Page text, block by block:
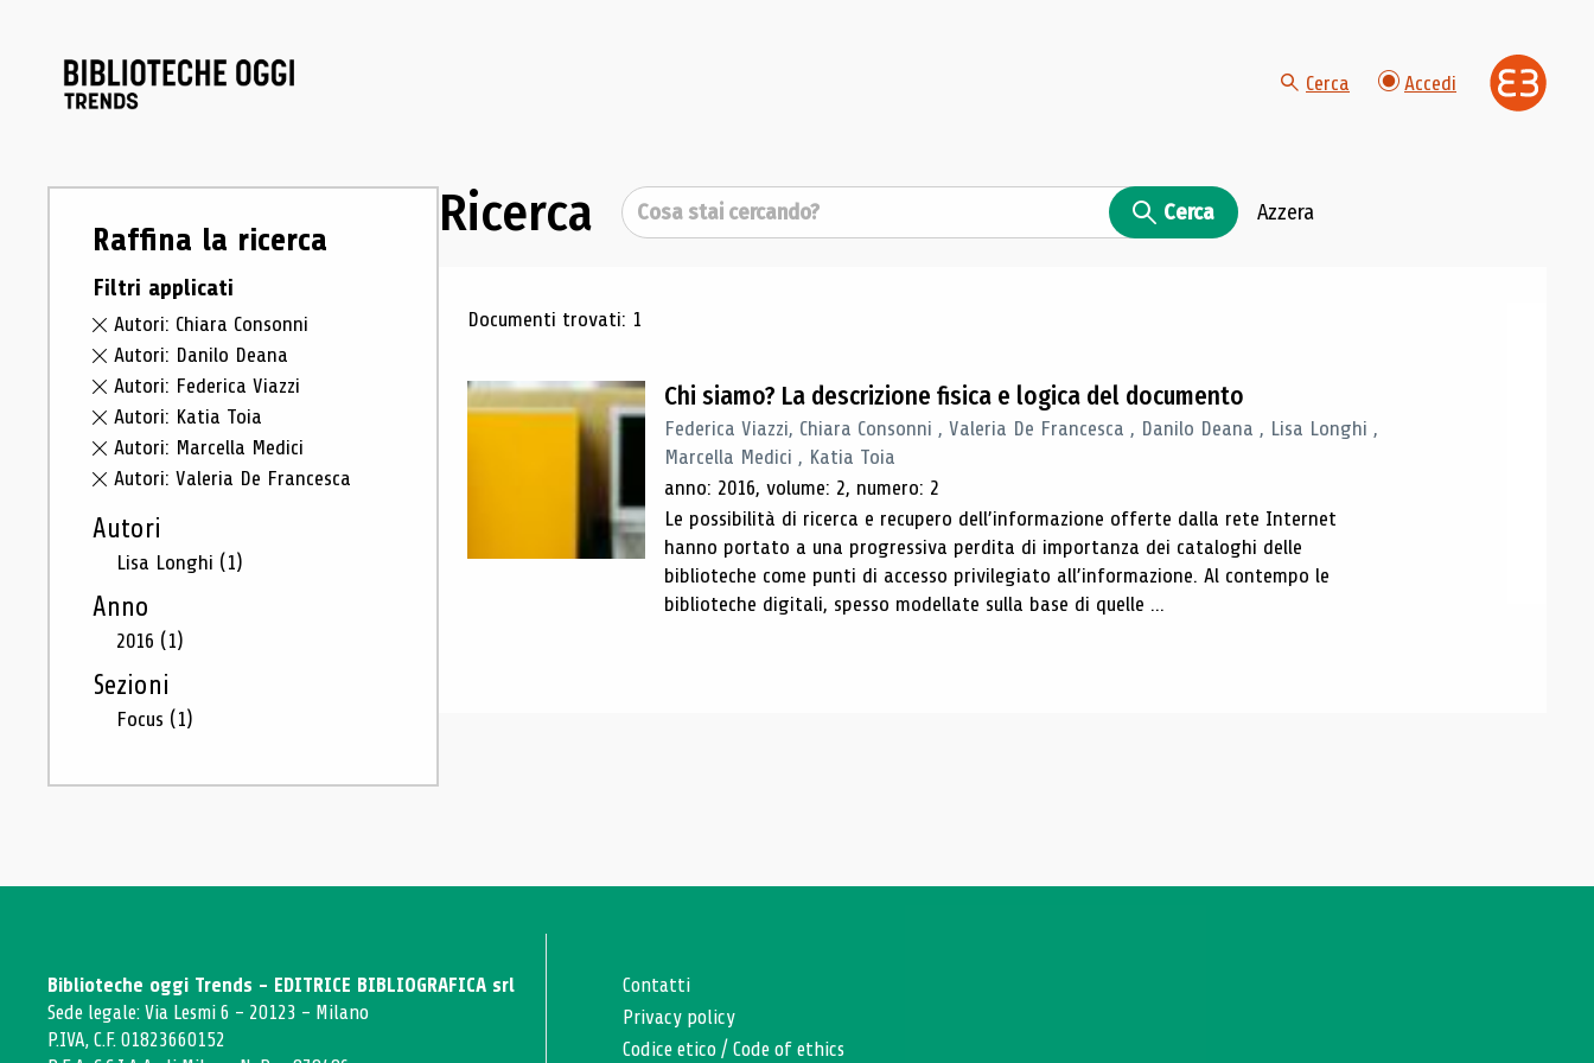
Cerca Accedi
Raffina la ricerca
Filtri applicati
Autori: Chiara Consonni
Autori: Danilo Deana
Autori: Federica Viazzi
Autori: Katia Toia
Autori: Marcella Medici
Autori: Valeria De Francesca
Autori
Lisa Longhi (1)
Anno
2016 (1)
Sezioni
Focus (1)
Ricerca Cerca Cerca Azzera
Risultati di ricerca
Documenti trovati: 1
Chi siamo? La descrizione fisica e logica del documento
Federica Viazzi, Chiara Consonni , Valeria De Francesca , Danilo Deana , Lisa Longhi ,
Marcella Medici , Katia Toia
anno: 2016, volume: 2, numero: 2
Le possibilità di ricerca e recupero dell’informazione offerte dalla rete Internet
hanno portato a una progressiva perdita di importanza dei cataloghi delle
biblioteche come punti di accesso privilegiato all’informazione. Al contempo le
biblioteche digitali, spesso modellate sulla base di quelle ...
Biblioteche oggi Trends - EDITRICE BIBLIOGRAFICA srl
Sede legale: Via Lesmi 6 - 20123 - Milano
P.IVA, C.F. 01823660152
Contatti
Privacy policy
Codice etico /Code of ethics